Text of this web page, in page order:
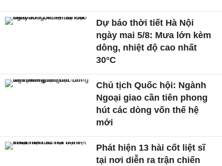
Dự báo thời tiết Hà Nội
ngày mai 5/8: Mưa lớn kèm
dông, nhiệt độ cao nhất
30°C
Chủ tịch Quốc hội: Ngành
Ngoại giao cần tiên phong
hút các dòng vốn thế hệ
mới
Phát hiện 13 hài cốt liệt sĩ
tại nơi diễn ra trận chiến